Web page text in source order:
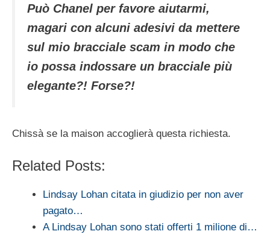
Può Chanel per favore aiutarmi,
magari con alcuni adesivi da mettere
sul mio bracciale scam in modo che
io possa indossare un bracciale più
elegante?! Forse?!
Chissà se la maison accoglierà questa richiesta.
Related Posts:
Lindsay Lohan citata in giudizio per non aver
pagato…
A Lindsay Lohan sono stati offerti 1 milione di…